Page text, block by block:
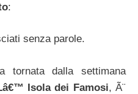
:
senza parole.
tornata dalla settimana
Isola dei Famosi, Ã¨